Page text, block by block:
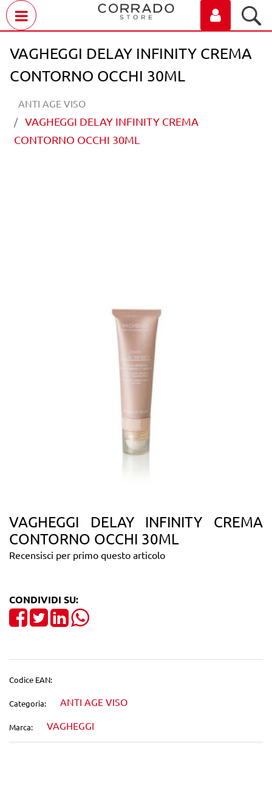
VAGHEGGI DELAY INFINITY CREMA
CONTORNO OCCHI 30ML
ANTI AGE VISO
VAGHEGGI DELAY INFINITY CREMA
CONTORNO OCCHI 30ML
VAGHEGGI DELAY INFINITY CREMA
CONTORNO OCCHI 30ML
Recensisci per primo questo articolo
CONDIVIDI SU:
Share on Facebook
TweetShare on LinkedIn
Codice EAN:
Categoria: ANTI AGE VISO
Marca: VAGHEGGI